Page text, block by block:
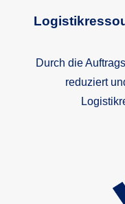
Durch die
reduziert